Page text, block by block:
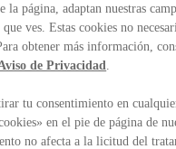
marzo para los miembros
página, adaptan nuestras
ves. Estas cookies no
obtener más información,
de Privacidad
tu consentimiento en
en el pie de página de
no afecta a la licitud del